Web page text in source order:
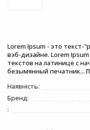
Lorem Ipsum - это текст-
вэб-дизайне. Lorem
текстов на латинице с
безымянный печатник...
Наявність:
Бренд:
: